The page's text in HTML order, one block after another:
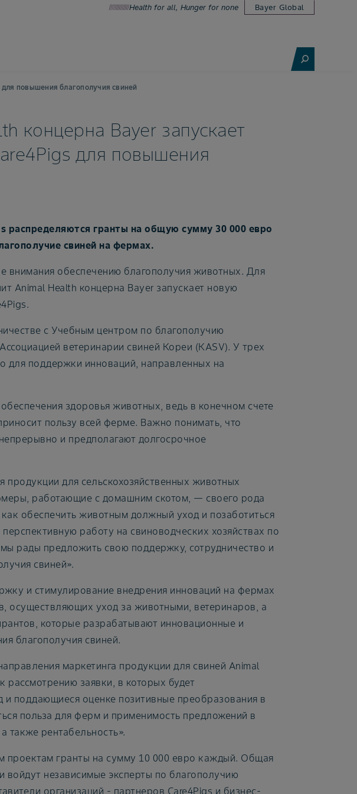
Health for all, Hunger for none Bayer Global
повышения благополучия свиней
концерна Bayer запускает
для повышения
распределяются гранты на общую сумму 30 000 евро
свиней на фермах.
обеспечению благополучия животных. Для
Animal Health концерна Bayer запускает новую
с Учебным центром по благополучию
ветеринарии свиней Кореи (KASV). У трех
для поддержки инноваций, направленных на
здоровья животных, ведь в конечном счете
пользу всей ферме. Важно понимать, что
и предполагают долгосрочное
для сельскохозяйственных животных
работающие с домашним скотом, — своего рода
обеспечить животным должный уход и позаботиться
работу на свиноводческих хозяйствах по
рады предложить свою поддержку, сотрудничество и
свиней».
и стимулирование внедрения инноваций на фермах
осуществляющих уход за животными, ветеринаров, а
которые разрабатывают инновационные и
благополучия свиней.
маркетинга продукции для свиней Animal
рассмотрению заявки, в которых будет
поддающиеся оценке позитивные преобразования в
польза для ферм и применимость предложений в
также рентабельность».
проектам гранты на сумму 10 000 евро каждый. Общая
независимые эксперты по благополучию
организаций - партнеров Care4Pigs и бизнес-